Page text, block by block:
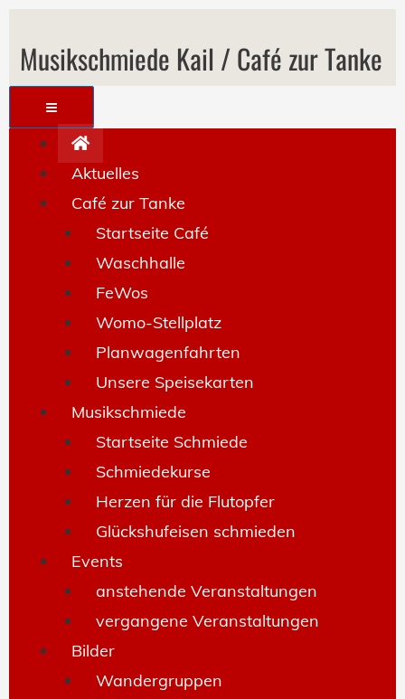
Musikschmiede Kail / Café zur Tanke
Aktuelles
Café zur Tanke
Startseite Café
Waschhalle
FeWos
Womo-Stellplatz
Planwagenfahrten
Unsere Speisekarten
Musikschmiede
Startseite Schmiede
Schmiedekurse
Herzen für die Flutopfer
Glückshufeisen schmieden
Events
anstehende Veranstaltungen
vergangene Veranstaltungen
Bilder
Wandergruppen